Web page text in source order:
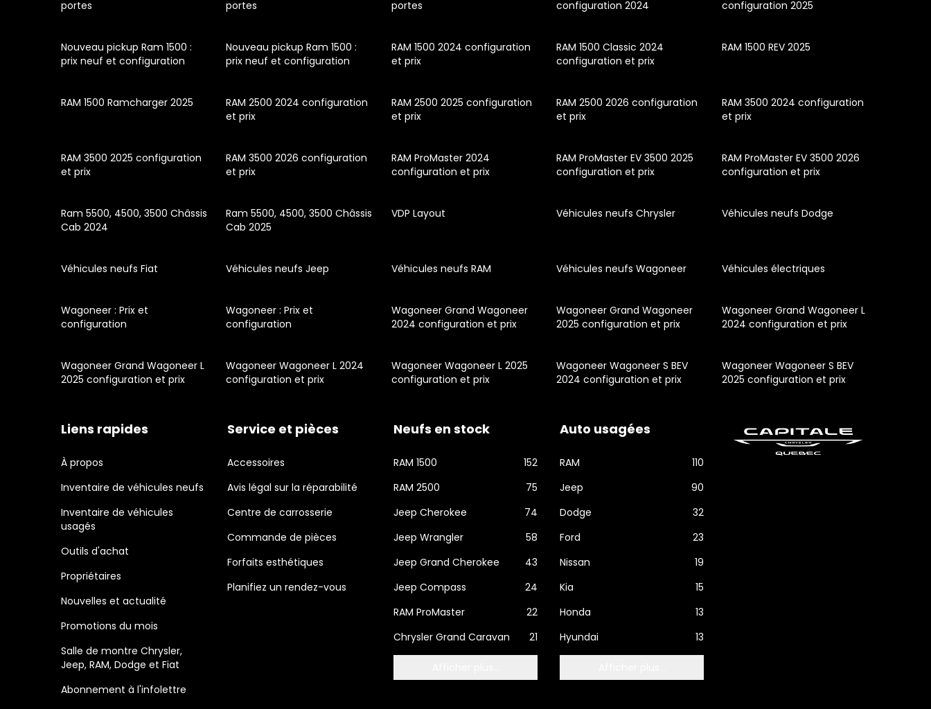
portes
portes
portes
configuration 2024
configuration 2025
Nouveau pickup Ram 1500 :
prix neuf et configuration
Nouveau pickup Ram 1500 :
prix neuf et configuration
RAM 1500 2024 configuration
et prix
RAM 1500 Classic 2024
configuration et prix
RAM 1500 REV 2025
RAM 1500 Ramcharger 2025
RAM 2500 2024 configuration
et prix
RAM 2500 2025 configuration
et prix
RAM 2500 2026 configuration
et prix
RAM 3500 2024 configuration
et prix
RAM 3500 2025 configuration
et prix
RAM 3500 2026 configuration
et prix
RAM ProMaster 2024
configuration et prix
RAM ProMaster EV 3500 2025
configuration et prix
RAM ProMaster EV 3500 2026
configuration et prix
Ram 5500, 4500, 3500 Châssis
Cab 2024
Ram 5500, 4500, 3500 Châssis
Cab 2025
VDP Layout Véhicules neufs Chrysler Véhicules neufs Dodge
Véhicules neufs Fiat Véhicules neufs Jeep Véhicules neufs RAM Véhicules neufs Wagoneer Véhicules électriques
Wagoneer : Prix et
configuration
Wagoneer : Prix et
configuration
Wagoneer Grand Wagoneer
2024 configuration et prix
Wagoneer Grand Wagoneer
2025 configuration et prix
Wagoneer Grand Wagoneer L
2024 configuration et prix
Wagoneer Grand Wagoneer L
2025 configuration et prix
Wagoneer Wagoneer L 2024
configuration et prix
Wagoneer Wagoneer L 2025
configuration et prix
Wagoneer Wagoneer S BEV
2024 configuration et prix
Wagoneer Wagoneer S BEV
2025 configuration et prix
Liens rapides
À propos
Inventaire de véhicules neufs
Inventaire de véhicules
usagés
Outils d'achat
Propriétaires
Nouvelles et actualité
Promotions du mois
Salle de montre Chrysler,
Jeep, RAM, Dodge et Fiat
Abonnement à l'infolettre
Service et pièces
Accessoires
Avis légal sur la réparabilité
Centre de carrosserie
Commande de pièces
Forfaits esthétiques
Planifiez un rendez-vous
Neufs en stock
RAM 1500
152
RAM 2500
75
Jeep Cherokee
74
Jeep Wrangler
58
Jeep Grand Cherokee
43
Jeep Compass
24
RAM ProMaster
22
Chrysler Grand Caravan
21
Auto usagées
RAM
110
Jeep
90
Dodge
32
Ford
23
Nissan
19
Kia
15
Honda
13
Hyundai
13